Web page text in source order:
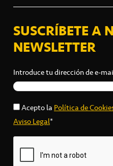
SUSCRÍBETE A
NEWSLETTER
Introduce tu dirección de e-
Acepto laPolítica de
Aviso Legal*